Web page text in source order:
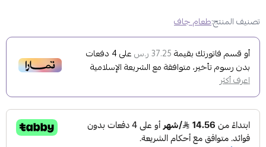
تصنيف المنتج:طعام جاف
أو قسم فاتورتك بقيمة 37.25 ر.س على4 دفعات
بدون رسوم تأخير، متوافقة مع الشريعة الإسلامية
اعرف أكثر